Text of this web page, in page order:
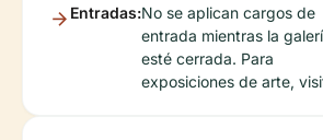
Entradas:No se aplican cargos de
entrada mientras la
esté cerrada. Para
exposiciones de arte,